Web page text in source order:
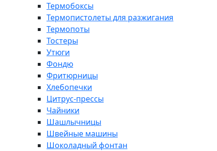
Термобоксы
Термопистолеты для разжигания
Термопоты
Тостеры
Утюги
Фондю
Фритюрницы
Хлебопечки
Цитрус-прессы
Чайники
Шашлычницы
Швейные машины
Шоколадный фонтан